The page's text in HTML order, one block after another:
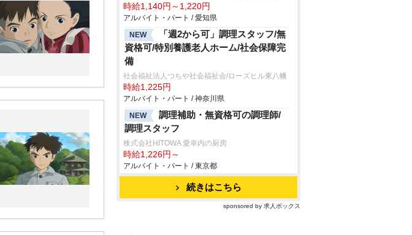
時給1,140円～1,220円
アルバイト・パート / 愛知県
NEW
「週2から可」調理スタッフ/無
資格可/特別養護老人ホーム/社会保障完
備
社会福祉法人つちや社会福祉会/ローズヒル東八幡
時給1,225円
アルバイト・パート / 神奈川県
NEW
調理補助・無資格可の調理師/
調理スタッフ
株式会社HITOWA 愛幸内の厨房
時給1,226円～
アルバイト・パート / 東京都
続きはこちら
sponsored by 求人ボックス